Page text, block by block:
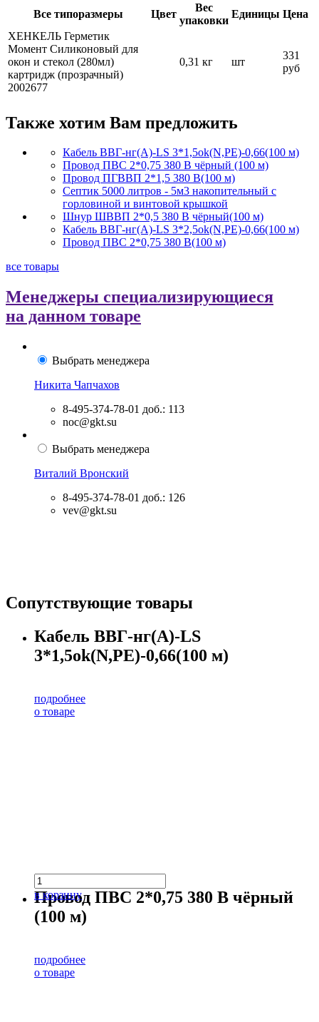
Все типоразмеры Цвет
Вес
упаковки
Единицы Цена
ХЕНКЕЛЬ Герметик
Момент Силиконовый для
окон и стекол (280мл)
картридж (прозрачный)
2002677
0,31 кг шт
331
руб
Также хотим Вам предложить
Кабель ВВГ-нг(А)-LS 3*1,5ok(N,PE)-0,66(100 м)
Провод ПВС 2*0,75 380 В чёрный (100 м)
Провод ПГВВП 2*1,5 380 В(100 м)
Септик 5000 литров - 5м3 накопительный с
горловиной и винтовой крышкой
Шнур ШВВП 2*0,5 380 В чёрный(100 м)
Кабель ВВГ-нг(А)-LS 3*2,5ok(N,PE)-0,66(100 м)
Провод ПВС 2*0,75 380 В(100 м)
все товары
Менеджеры специализирующиеся
на данном товаре
Выбрать менеджера
Никита Чапчахов
8-495-374-78-01 доб.: 113
noc@gkt.su
Выбрать менеджера
Виталий Вронский
8-495-374-78-01 доб.: 126
vev@gkt.su
Сопутствующие товары
Кабель ВВГ-нг(А)-LS
3*1,5ok(N,PE)-0,66(100 м)
подробнее
о товаре
в корзину
Провод ПВС 2*0,75 380 В чёрный
(100 м)
подробнее
о товаре